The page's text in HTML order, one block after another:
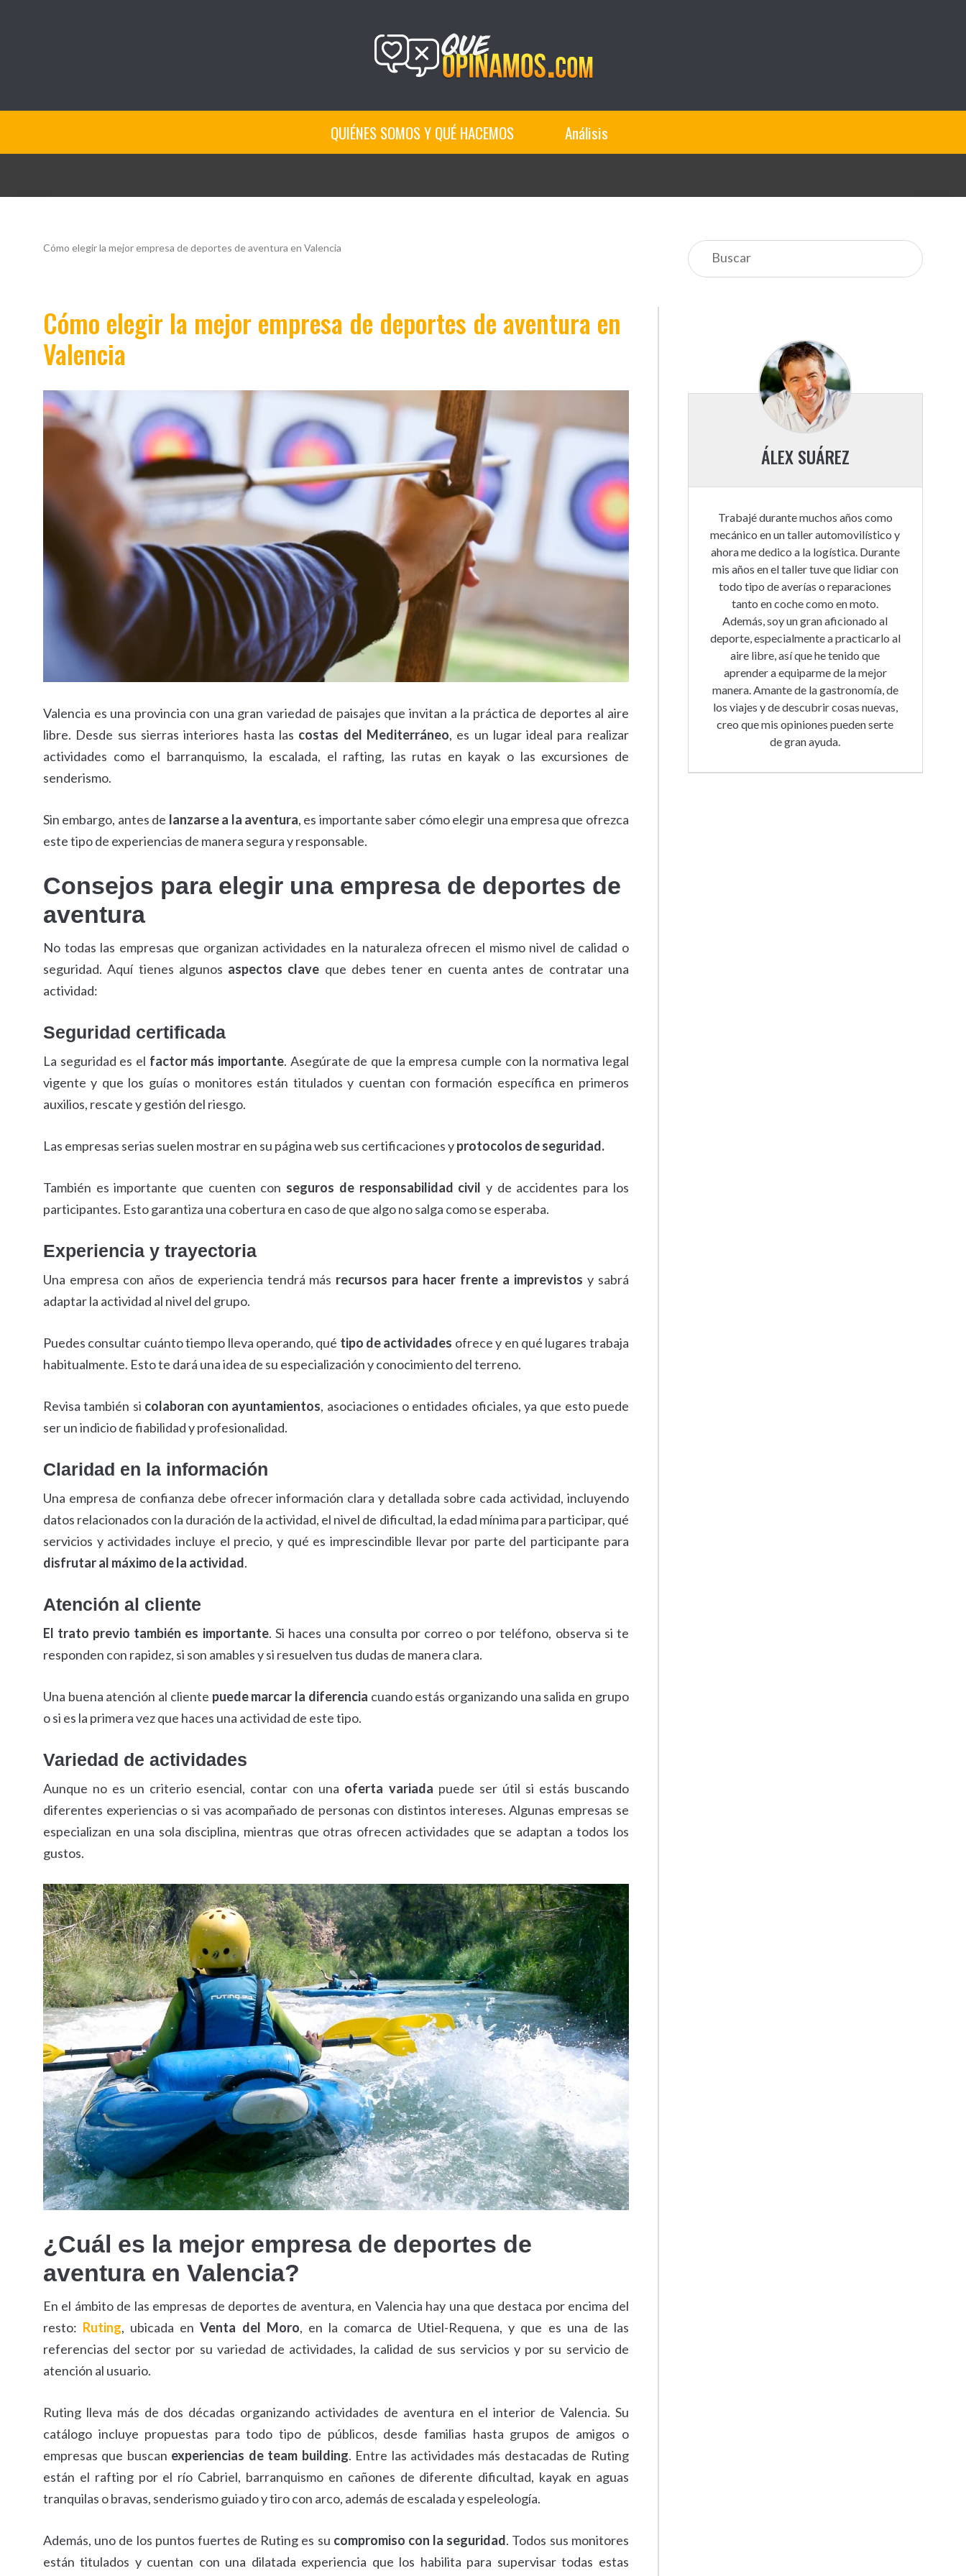
QUIÉNES SOMOS Y QUÉ HACEMOS Análisis
Cómo elegir la mejor empresa de deportes de aventura en Valencia
Cómo elegir la mejor empresa de deportes de aventura en
Valencia
Valencia es una provincia con una gran variedad de paisajes que invitan a la práctica de deportes al aire
libre. Desde sus sierras interiores hasta las costas del Mediterráneo, es un lugar ideal para realizar
actividades como el barranquismo, la escalada, el rafting, las rutas en kayak o las excursiones de
senderismo.
Sin embargo, antes de lanzarse a la aventura, es importante saber cómo elegir una empresa que ofrezca
este tipo de experiencias de manera segura y responsable.
Consejos para elegir una empresa de deportes de
aventura
No todas las empresas que organizan actividades en la naturaleza ofrecen el mismo nivel de calidad o
seguridad. Aquí tienes algunos aspectos clave que debes tener en cuenta antes de contratar una
actividad:
Seguridad certificada
La seguridad es el factor más importante. Asegúrate de que la empresa cumple con la normativa legal
vigente y que los guías o monitores están titulados y cuentan con formación específica en primeros
auxilios, rescate y gestión del riesgo.
Las empresas serias suelen mostrar en su página web sus certificaciones yprotocolos de seguridad.
También es importante que cuenten con seguros de responsabilidad civil y de accidentes para los
participantes. Esto garantiza una cobertura en caso de que algo no salga como se esperaba.
Experiencia y trayectoria
Una empresa con años de experiencia tendrá más recursos para hacer frente a imprevistos y sabrá
adaptar la actividad al nivel del grupo.
Puedes consultar cuánto tiempo lleva operando, qué tipo de actividades ofrece y en qué lugares trabaja
habitualmente. Esto te dará una idea de su especialización y conocimiento del terreno.
Revisa también si colaboran con ayuntamientos, asociaciones o entidades oficiales, ya que esto puede
ser un indicio de fiabilidad y profesionalidad.
Claridad en la información
Una empresa de confianza debe ofrecer información clara y detallada sobre cada actividad, incluyendo
datos relacionados con la duración de la actividad, el nivel de dificultad, la edad mínima para participar, qué
servicios y actividades incluye el precio, y qué es imprescindible llevar por parte del participante para
disfrutar al máximo de la actividad.
Atención al cliente
El trato previo también es importante. Si haces una consulta por correo o por teléfono, observa si te
responden con rapidez, si son amables y si resuelven tus dudas de manera clara.
Una buena atención al cliente puede marcar la diferencia cuando estás organizando una salida en grupo
o si es la primera vez que haces una actividad de este tipo.
Variedad de actividades
Aunque no es un criterio esencial, contar con una oferta variada puede ser útil si estás buscando
diferentes experiencias o si vas acompañado de personas con distintos intereses. Algunas empresas se
especializan en una sola disciplina, mientras que otras ofrecen actividades que se adaptan a todos los
gustos.
¿Cuál es la mejor empresa de deportes de
aventura en Valencia?
En el ámbito de las empresas de deportes de aventura, en Valencia hay una que destaca por encima del
resto: Ruting, ubicada enVenta del Moro, en la comarca de Utiel-Requena, y que es una de las
referencias del sector por su variedad de actividades, la calidad de sus servicios y por su servicio de
atención al usuario.
Ruting lleva más de dos décadas organizando actividades de aventura en el interior de Valencia. Su
catálogo incluye propuestas para todo tipo de públicos, desde familias hasta grupos de amigos o
empresas que buscan experiencias de team building. Entre las actividades más destacadas de Ruting
están el rafting por el río Cabriel, barranquismo en cañones de diferente dificultad, kayak en aguas
tranquilas o bravas, senderismo guiado y tiro con arco, además de escalada y espeleología.
Además, uno de los puntos fuertes de Ruting es su compromiso con la seguridad. Todos sus monitores
están titulados y cuentan con una dilatada experiencia que los habilita para supervisar todas estas
ÁLEX SUÁREZ
Trabajé durante muchos años como
mecánico en un taller automovilístico y
ahora me dedico a la logística. Durante
mis años en el taller tuve que lidiar con
todo tipo de averías o reparaciones
tanto en coche como en moto.
Además, soy un gran aficionado al
deporte, especialmente a practicarlo al
aire libre, así que he tenido que
aprender a equiparme de la mejor
manera. Amante de la gastronomía, de
los viajes y de descubrir cosas nuevas,
creo que mis opiniones pueden serte
de gran ayuda.